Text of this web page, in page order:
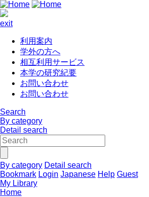
exit
利用案内
学外の方へ
相互利用サービス
本学の研究紀要
お問い合わせ
お問い合わせ
Search
By category
Detail search
By category Detail search
Bookmark Login Japanese Help Guest
My Library
Home